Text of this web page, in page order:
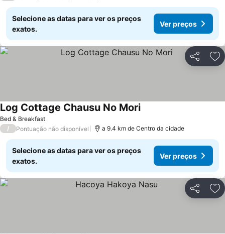
Selecione as datas para ver os preços
exatos.
Ver preços
Partilhar
Bed & Breakfast
Log Cottage Chausu No Mori
/ Pontuação não disponível a 9.4 km de Centro da cidade
Selecione as datas para ver os preços
exatos.
Ver preços
Partilhar